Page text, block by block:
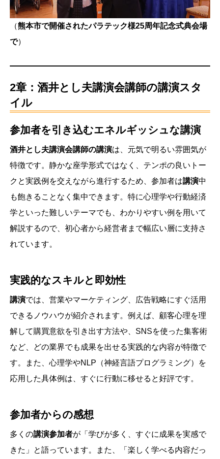
（熊本市で開催されたパラテック様25周年記念式典会場
で）
2章：酒井とし夫講演会講師の講演スタ
イル
参加者を引き込むエネルギッシュな講演
酒井とし夫講演会講師の講演は、元気で明るい雰囲気が
特徴です。静かな座学形式ではなく、テンポの良いトー
クと実践例を交えながら進行するため、参加者は講演中
も飽きることなく集中できます。特に心理学や行動経済
学といった難しいテーマでも、わかりやすい例を用いて
解説するので、初心者から経営者まで幅広い層に支持さ
れています。
実践的なスキルと即効性
講演では、営業やマーケティング、広告戦略にすぐ活用
できるノウハウが紹介されます。例えば、顧客心理を理
解して購買意欲を引き出す方法や、SNSを使った集客術
など、どの業界でも成果を出せる実践的な内容が特徴で
す。また、心理学やNLP（神経言語プログラミング）を
応用した具体例は、すぐに行動に移せると好評です。
参加者からの感想
多くの講演参加者が「学びが多く、すぐに成果を実感で
きた」と語っています。また、「楽しく学べる内容だっ